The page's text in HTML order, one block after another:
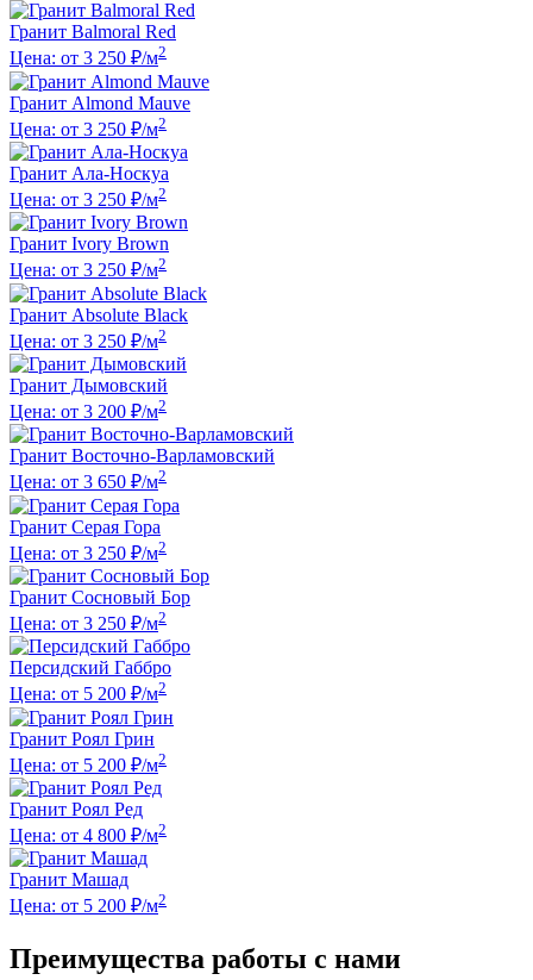
Гранит Balmoral Red
Цена: от 3 250 ₽/м2
Гранит Almond Mauve
Цена: от 3 250 ₽/м2
Гранит Ала-Носкуа
Цена: от 3 250 ₽/м2
Гранит Ivory Brown
Цена: от 3 250 ₽/м2
Гранит Absolute Black
Цена: от 3 250 ₽/м2
Гранит Дымовский
Цена: от 3 200 ₽/м2
Гранит Восточно-Варламовский
Цена: от 3 650 ₽/м2
Гранит Серая Гора
Цена: от 3 250 ₽/м2
Гранит Сосновый Бор
Цена: от 3 250 ₽/м2
Персидский Габбро
Цена: от 5 200 ₽/м2
Гранит Роял Грин
Цена: от 5 200 ₽/м2
Гранит Роял Ред
Цена: от 4 800 ₽/м2
Гранит Машад
Цена: от 5 200 ₽/м2
Преимущества работы с нами